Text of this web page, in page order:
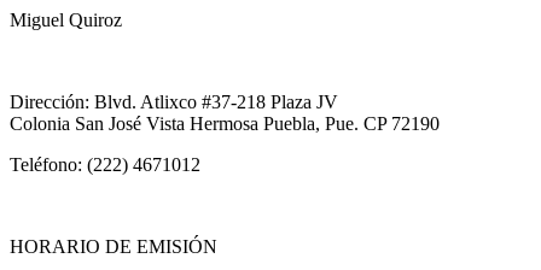
Miguel Quiroz
Dirección: Blvd. Atlixco #37-218 Plaza JV
Colonia San José Vista Hermosa Puebla, Pue. CP 72190
Teléfono: (222) 4671012
HORARIO DE EMISIÓN